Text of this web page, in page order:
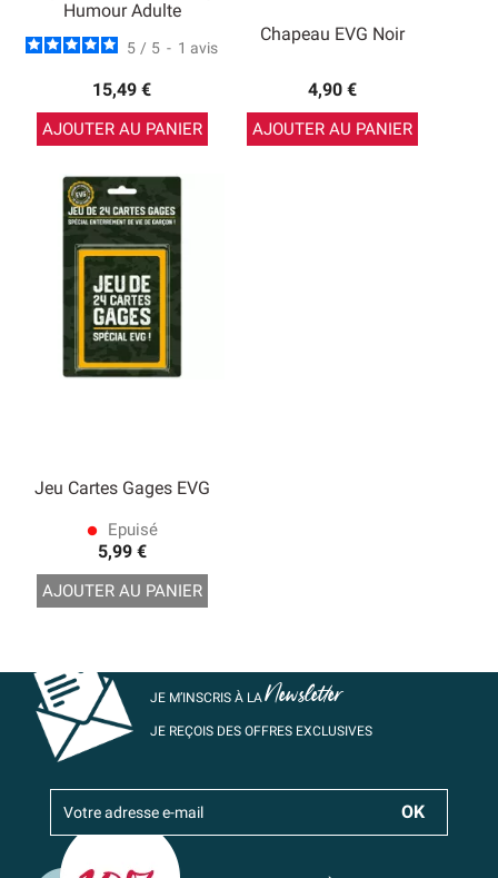
Humour Adulte
5 / 5 - 1 avis
15,49 €
AJOUTER AU PANIER
Chapeau EVG Noir
4,90 €
AJOUTER AU PANIER
Jeu Cartes Gages EVG
lens Epuisé
5,99 €
AJOUTER AU PANIER
JE M’INSCRIS À LANewsletter
JE REÇOIS DES OFFRES EXCLUSIVES